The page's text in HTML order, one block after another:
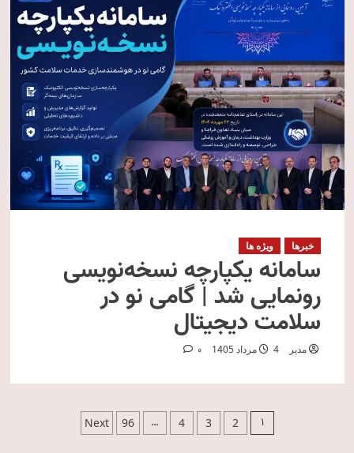
خبرها ویژه ها
سامانه یکپارچه نسخه‌نویسی
رونمایی شد | گامی نو در
سلامت دیجیتال
مدیر 4 مرداد 1405 0
صفحه‌بندی
1
2
3
4
…
96
Next